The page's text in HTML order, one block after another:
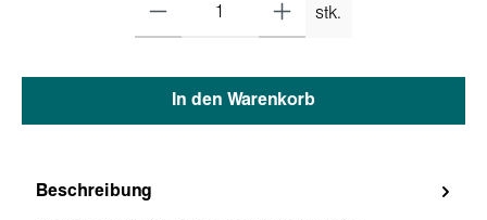
stk.
In den Warenkorb
Beschreibung